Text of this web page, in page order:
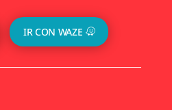
IR CON WAZE